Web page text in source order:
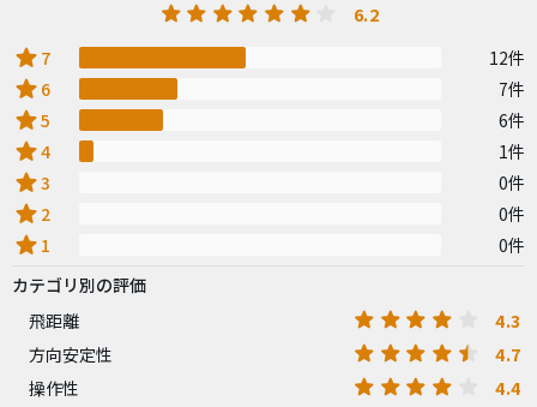
6.2
star 7 12件
star 6 7件
star5 6件
star4 1件
star3 0件
star 2 0件
star 1
0件
カテゴリ別の評価
飛距離
4.3
方向安定性 4.7
操作性 4.4